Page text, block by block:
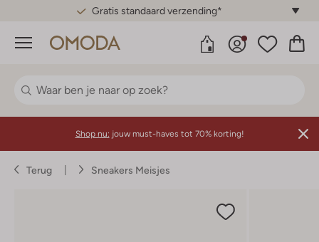
Gratis standaard verzending*
Menu
Shop nu: jouw must-haves tot 70% korting!
Terug Sneakers Meisjes